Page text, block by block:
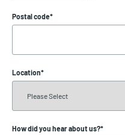
Postal code*
Location*
How did you hear about us?*